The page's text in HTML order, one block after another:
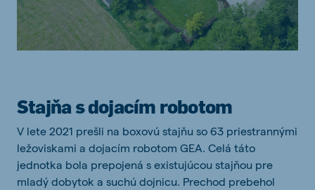
Stajňa s dojacím robotom
V lete 2021 prešli na boxovú stajňu so 63 priestrannými
ležoviskami a dojacím robotom GEA. Celá táto
jednotka bola prepojená s existujúcou stajňou pre
mladý dobytok a suchú dojnicu. Prechod prebehol